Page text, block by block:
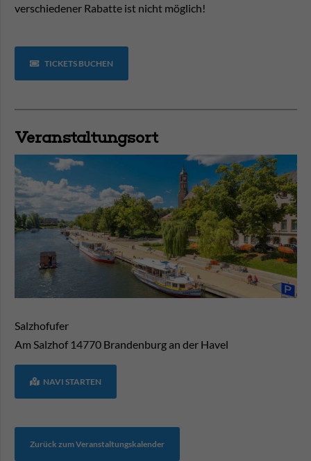
verschiedener Rabatte ist nicht möglich!
TICKETS BUCHEN
Veranstaltungsort
Salzhofufer
Am Salzhof 14770 Brandenburg an der Havel
NAVI STARTEN
Zurück zum Veranstaltungskalender